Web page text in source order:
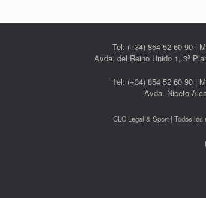
Tel: (+34) 854 52 60 90 |
Avda. del Reino Unido 1, 3ª
Tel: (+34) 854 52 60 90 |
Avda. Niceto
CLC Legal & Sport | Todos